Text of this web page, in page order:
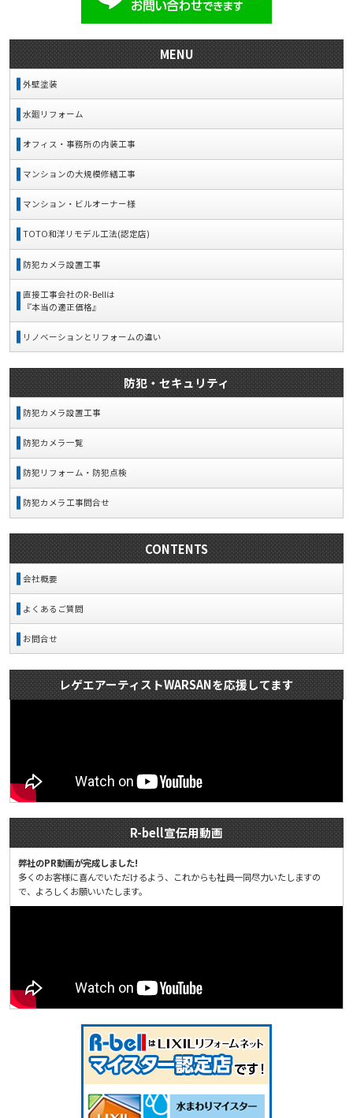
MENU
外壁塗装
水廻リフォーム
オフィス・事務所の内装工事
マンションの大規模修繕工事
マンション・ビルオーナー様
TOTO和洋リモデル工法(認定店)
防犯カメラ設置工事
直接工事会社のR-Bellは
『本当の適正価格』
リノベーションとリフォームの違い
防犯・セキュリティ
防犯カメラ設置工事
防犯カメラ一覧
防犯リフォーム・防犯点検
防犯カメラ工事問合せ
CONTENTS
会社概要
よくあるご質問
お問合せ
レゲエアーティストWARSANを応援してます
R-bell宣伝用動画
弊社のPR動画が完成しました!
多くのお客様に喜んでいただけるよう、これからも社員一同尽力いたしますの
で、よろしくお願いいたします。